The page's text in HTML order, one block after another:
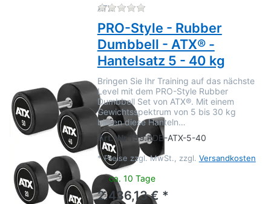
ATX Zu diesem Produkt liegen
PRO-Style - Rubber
Dumbbell - ATX® -
Hantelsatz 5 - 40 kg
Bringen Sie Ihr Training auf das nächste
Level mit dem PRO-Style Rubber
Dumbbell Set von ATX®. Mit einem
Gewichtsspektrum von 5 bis 30 kg
bieten diese Hanteln…
Art.-Nr.159.RDB-ATX-5-40
* Preise zzgl. MwSt., zzgl. Versandkosten
ca. 10 Tage
2.436,13 € *